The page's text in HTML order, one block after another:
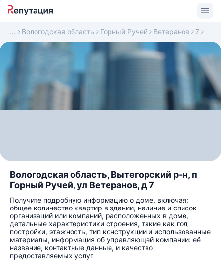
Вологодская область Горный Ручей Ветеранов 7
Вологодская область, Вытегорский р-н, п
Горный Ручей, ул Ветеранов, д 7
Получите подробную информацию о доме, включая:
общее количество квартир в здании, наличие и список
организаций или компаний, расположенных в доме,
детальные характеристики строения, такие как год
постройки, этажность, тип конструкции и использованные
материалы, информация об управляющей компании: её
название, контактные данные, и качество
предоставляемых услуг